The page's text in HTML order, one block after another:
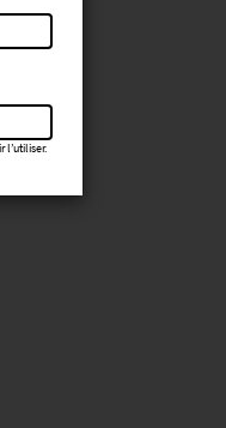
l’utiliser.